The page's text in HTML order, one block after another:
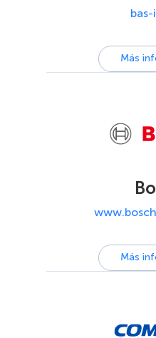
Más
Más